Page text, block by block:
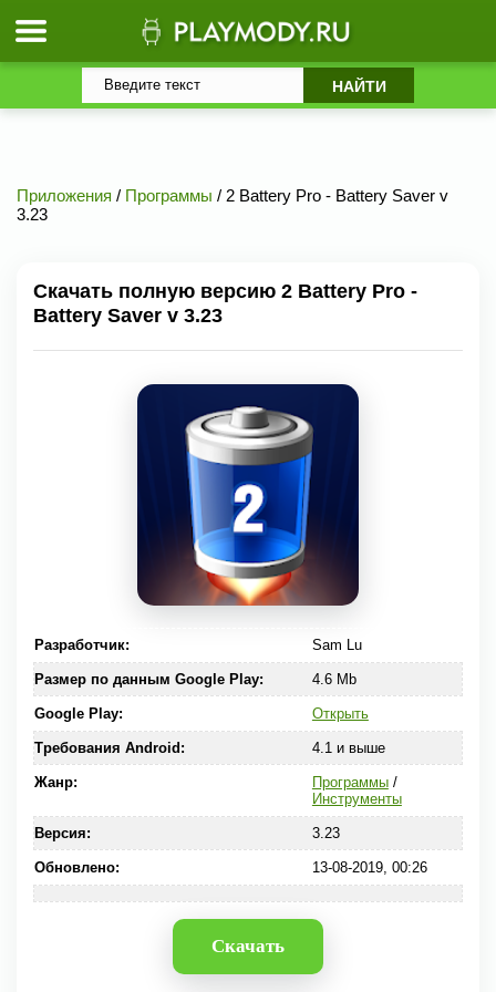
Приложения / Программы / 2 Battery Pro - Battery Saver v
3.23
Скачать полную версию 2 Battery Pro -
Battery Saver v 3.23
Разработчик: Sam Lu
Размер по данным Google Play: 4.6 Mb
Google Play: Открыть
Требования Android: 4.1 и выше
Жанр: Программы/
Инструменты
Версия: 3.23
Обновлено: 13-08-2019, 00:26
Скачать